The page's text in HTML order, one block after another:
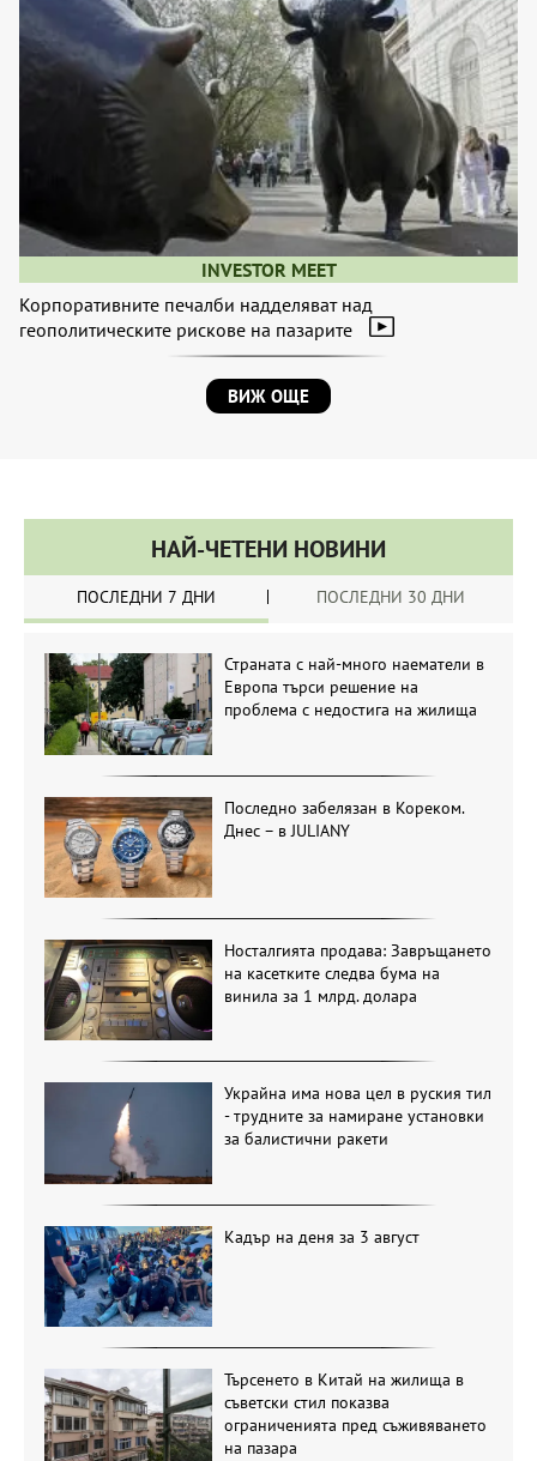
INVESTOR MEET
Корпоративните печалби надделяват над
геополитическите рискове на пазарите
ВИЖ ОЩЕ
НАЙ-ЧЕТЕНИ НОВИНИ
ПОСЛЕДНИ 7 ДНИ ПОСЛЕДНИ 30 ДНИ
Страната с най-много наематели в
Европа търси решение на
проблема с недостига на жилища
Последно забелязан в Кореком.
Днес – в JULIANY
Носталгията продава: Завръщането
на касетките следва бума на
винила за 1 млрд. долара
Украйна има нова цел в руския тил
- трудните за намиране установки
за балистични ракети
Кадър на деня за 3 август
Търсенето в Китай на жилища в
съветски стил показва
ограниченията пред съживяването
на пазара